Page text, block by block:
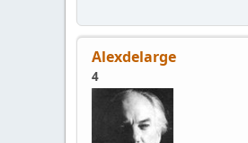
Alexdelarge
4